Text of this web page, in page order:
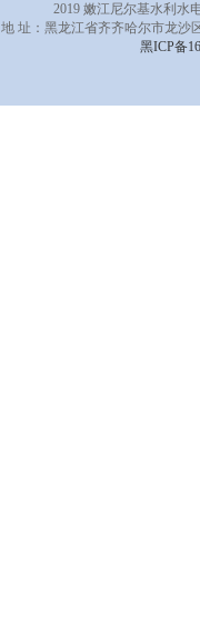
2019 嫩江尼尔基水利水
地 址：黑龙江省齐齐哈尔市龙
黑ICP备